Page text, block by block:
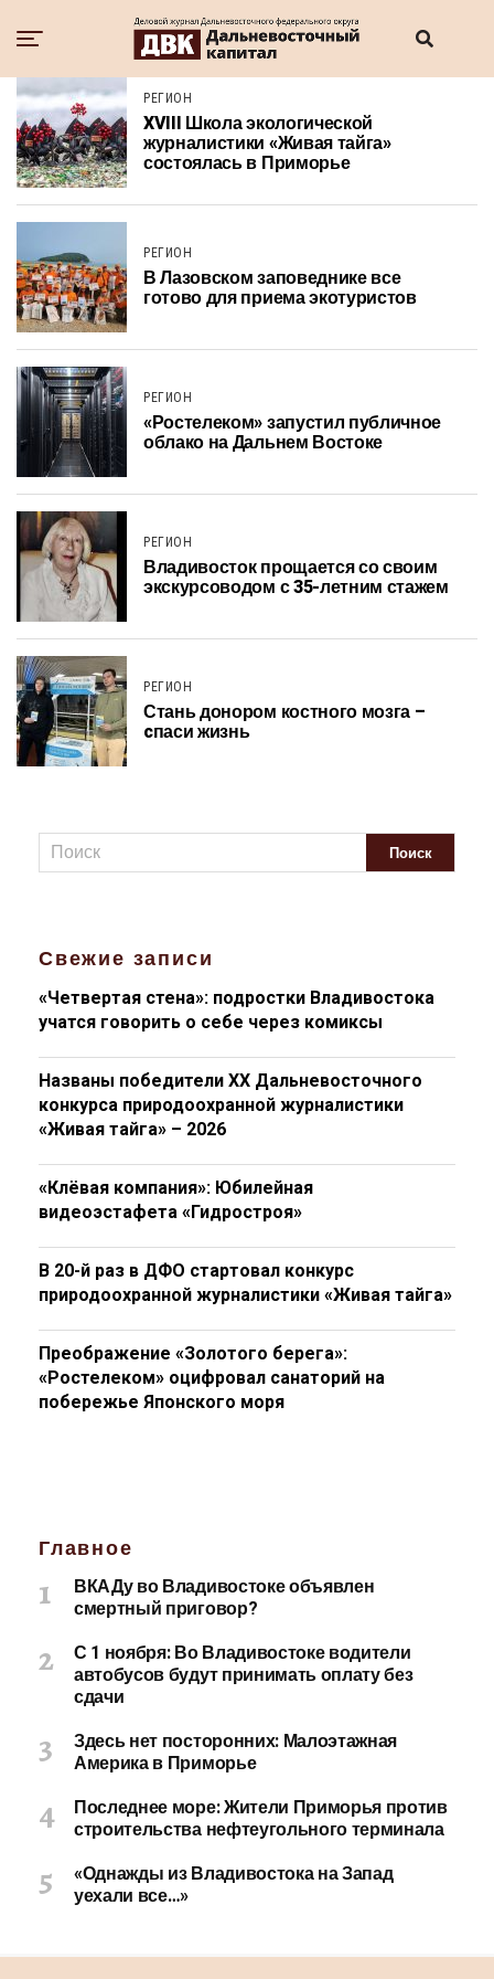
РЕГИОН
XVIII Школа экологической
журналистики «Живая тайга»
состоялась в Приморье
РЕГИОН
В Лазовском заповеднике все
готово для приема экотуристов
РЕГИОН
«Ростелеком» запустил публичное
облако на Дальнем Востоке
РЕГИОН
Владивосток прощается со своим
экскурсоводом с 35-летним стажем
РЕГИОН
Стань донором костного мозга –
cпаси жизнь
Свежие записи
«Четвертая стена»: подростки Владивостока
учатся говорить о себе через комиксы
Названы победители XX Дальневосточного
конкурса природоохранной журналистики
«Живая тайга» – 2026
«Клёвая компания»: Юбилейная
видеоэстафета «Гидростроя»
В 20-й раз в ДФО стартовал конкурс
природоохранной журналистики «Живая тайга»
Преображение «Золотого берега»:
«Ростелеком» оцифровал санаторий на
побережье Японского моря
Главное
ВКАДу во Владивостоке объявлен
смертный приговор?
С 1 ноября: Во Владивостоке водители
автобусов будут принимать оплату без
сдачи
Здесь нет посторонних: Малоэтажная
Америка в Приморье
Последнее море: Жители Приморья против
строительства нефтеугольного терминала
«Однажды из Владивостока на Запад
уехали все…»